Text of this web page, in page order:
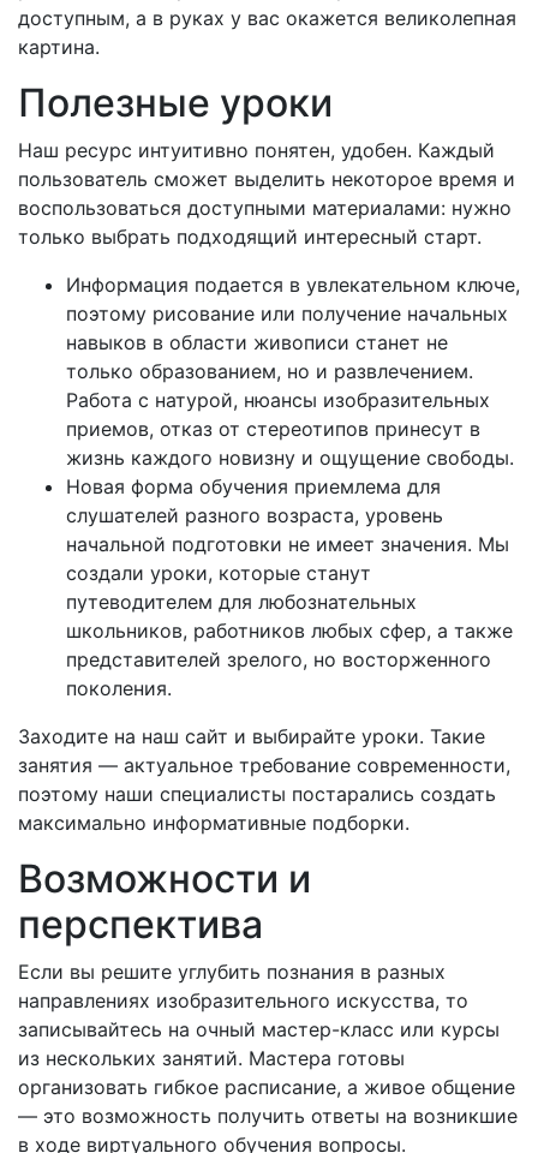
доступным, а в руках у вас окажется великолепная
картина.
Полезные уроки
Наш ресурс интуитивно понятен, удобен. Каждый
пользователь сможет выделить некоторое время и
воспользоваться доступными материалами: нужно
только выбрать подходящий интересный старт.
Информация подается в увлекательном ключе,
поэтому рисование или получение начальных
навыков в области живописи станет не
только образованием, но и развлечением.
Работа с натурой, нюансы изобразительных
приемов, отказ от стереотипов принесут в
жизнь каждого новизну и ощущение свободы.
Новая форма обучения приемлема для
слушателей разного возраста, уровень
начальной подготовки не имеет значения. Мы
создали уроки, которые станут
путеводителем для любознательных
школьников, работников любых сфер, а также
представителей зрелого, но восторженного
поколения.
Заходите на наш сайт и выбирайте уроки. Такие
занятия — актуальное требование современности,
поэтому наши специалисты постарались создать
максимально информативные подборки.
Возможности и
перспектива
Если вы решите углубить познания в разных
направлениях изобразительного искусства, то
записывайтесь на очный мастер-класс или курсы
из нескольких занятий. Мастера готовы
организовать гибкое расписание, а живое общение
— это возможность получить ответы на возникшие
в ходе виртуального обучения вопросы.